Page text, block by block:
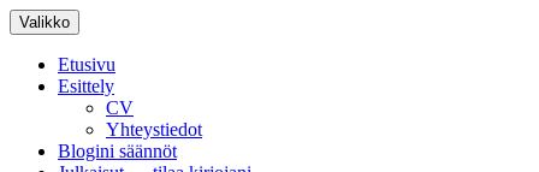
Siirry
sisältöön
Valikko
Etusivu
Esittely
CV
Yhteystiedot
Blogini säännöt